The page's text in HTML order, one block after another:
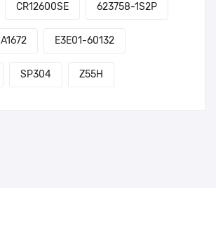
CR12600SE 623758-1S2P
A1672 E3E01-60132
SP304 Z55H